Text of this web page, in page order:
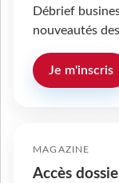
Débrief
nouveautés
Je m'inscris
MAGAZINE
Accès